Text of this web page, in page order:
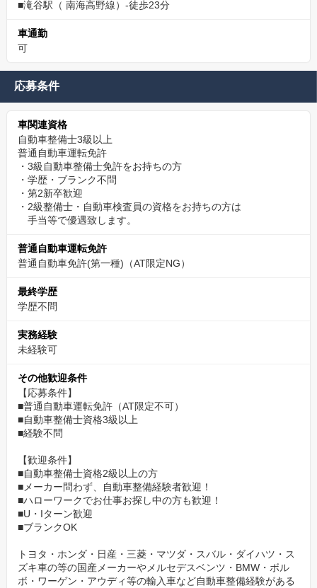
■滝谷駅（ 南海高野線）-徒歩23分
車通勤
可
応募条件
車関連資格
自動車整備士3級以上
普通自動車運転免許
・3級自動車整備士免許をお持ちの方
・学歴・ブランク不問
・第2新卒歓迎
・2級整備士・自動車検査員の資格をお持ちの方は
手当等で優遇致します。
普通自動車運転免許
普通自動車免許(第一種)（AT限定NG）
最終学歴
学歴不問
実務経験
未経験可
その他歓迎条件
【応募条件】
■普通自動車運転免許（AT限定不可）
■自動車整備士資格3級以上
■経験不問
【歓迎条件】
■自動車整備士資格2級以上の方
■メーカー問わず、自動車整備経験者歓迎！
■ハローワークでお仕事お探し中の方も歓迎！
■U・Iターン歓迎
■ブランクOK
トヨタ・ホンダ・日産・三菱・マツダ・スバル・ダイハツ・ス
ズキ車の等の国産メーカーやメルセデスベンツ・BMW・ボル
ボ・ワーゲン・アウディ等の輸入車など自動車整備経験がある